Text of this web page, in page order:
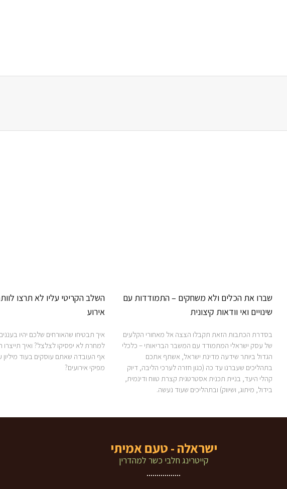
שברו את הכלים ולא משחקים – התמודדות עם
שינויים ואי וודאות קיצונית
בסדרת הכתבות הזאת תקבלו הצצה אל מאחורי הקלעים
של עסק ישראלי המתמודד עם המשבר הבריאותי – כלכלי
הגדול ביותר שידעה מדינת ישראל, אשתף אתכם
בתהליכים שעברנו עד כה (כגון חזרה לערכי הליבה, דיוק
קהלי היעד, בניית תכנית אסטרטגית קצרת טווח ודינמית,
בידול, מיתוג, ושיווק) ובתהליכים שעוד נעשה.
השלב הקריטי עליו לא תרצו
אירוע
איך תבטיחו שהאורחים שלכם יהיו
למחרת לא יפסיקו לצלצל? ואיך תייצרו
אף העובדה שאתם עוסקים בעוד מיליון
מפיקי אירועים?
ישראלה - טעם אמיתי
קייטרינג חלבי כשר למהדרין